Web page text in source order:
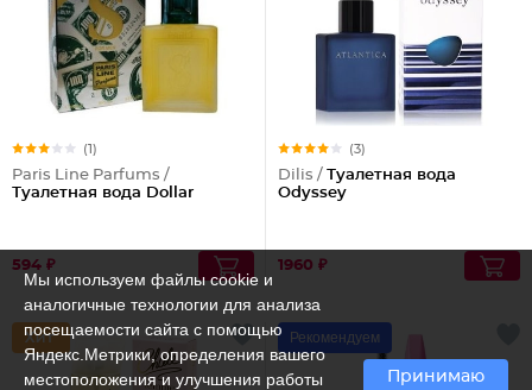
(1)
Paris Line Parfums /
Туалетная вода Dollar
594 ₽
(3)
Dilis / Туалетная вода
Odyssey
1960 ₽
Рекомендуем
Мы используем файлы cookie и
аналогичные технологии для анализа
посещаемости сайта с помощью
Яндекс.Метрики, определения вашего
местоположения и улучшения работы
Принимаю